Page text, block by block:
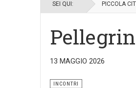
SEI QUI: PICCOLA
13 MAGGIO 2026
INCONTRI